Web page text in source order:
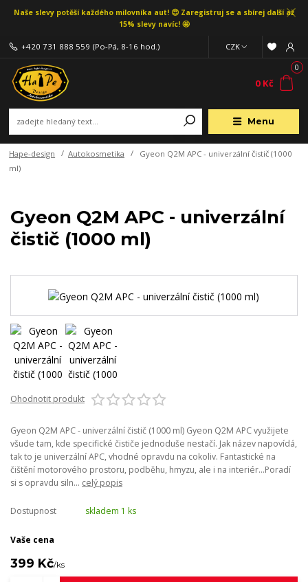
Naše slevy potěší každého milovníka aut! 😍 Zaregistruj se a sbírej další až
15% slevy navíc! 🤩
Menu
CZK
+420 731 888 559 (Po-Pá, 8-16 hod.)
0
0 Kč
Hape-design Autokosmetika
Gyeon Q2M APC - univerzální čistič (1000
ml)
Gyeon Q2M APC - univerzální
čistič (1000 ml)
Ohodnotit produkt
Gyeon Q2M APC - univerzální čistič (1000 ml) Gyeon Q2M APC využijete
všude tam, kde specifické čističe jednoduše nestačí. Jak název napovídá,
tak to je univerzální APC, vhodné opravdu na cokoliv. Fantastické na
čištění motorového prostoru, podběhu, hmyzu, ale i na interiér...Poradí
si s opravdu siln... celý popis
Dostupnost skladem 1 ks
Vaše cena
399 Kč/ks